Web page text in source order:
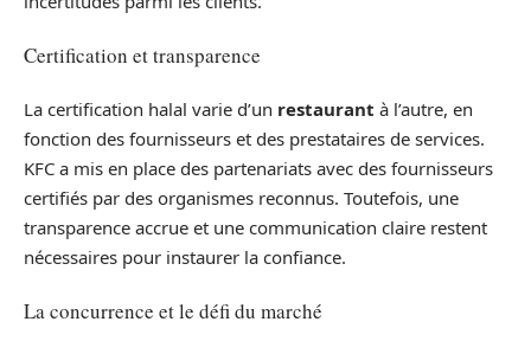
Certification et transparence
La certification halal varie d’un restaurant à l’autre, en
fonction des fournisseurs et des prestataires de services.
KFC a mis en place des partenariats avec des fournisseurs
certifiés par des organismes reconnus. Toutefois, une
transparence accrue et une communication claire restent
nécessaires pour instaurer la confiance.
La concurrence et le défi du marché